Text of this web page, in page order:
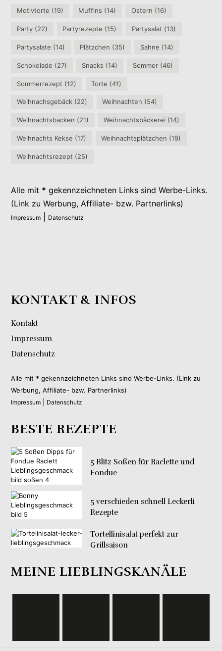
Motivtorte (19) Muffins (14) Ostern (16)
Party (22) Partyrezepte (15) Partysalat (13)
Partysalate (14) Plätzchen (35) Sahne (14)
Schokolade (27) Snacks (14) Sommer(46)
Sommerrezept (12) Torte (41)
Weihnachsgebäck (22) Weihnachten (54)
Weihnachtsbacken (21) Weihnachtsbäckerei (14)
Weihnachts Kekse (17) Weihnachtsplätzchen (19)
Weihnachtsrezept (25)
Alle mit * gekennzeichneten Links sind Werbe-Links.
(Link zu Werbung, Affiliate- bzw. Partnerlinks)
Impressum Datenschutz
KONTAKT & INFOS
Kontakt
Impressum
Datenschutz
Alle mit * gekennzeichneten Links sind Werbe-Links. (Link zu
Werbung, Affiliate- bzw. Partnerlinks)
Impressum Datenschutz
BESTE REZEPTE
5 Blitz Soßen für Raclette und
Fondue
5 verschieden schnell Leckerli
Rezepte
Tortellinisalat perfekt zur
Grillsaison
MEINE LIEBLINGSKANÄLE